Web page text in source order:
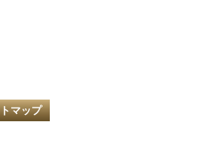
マップ